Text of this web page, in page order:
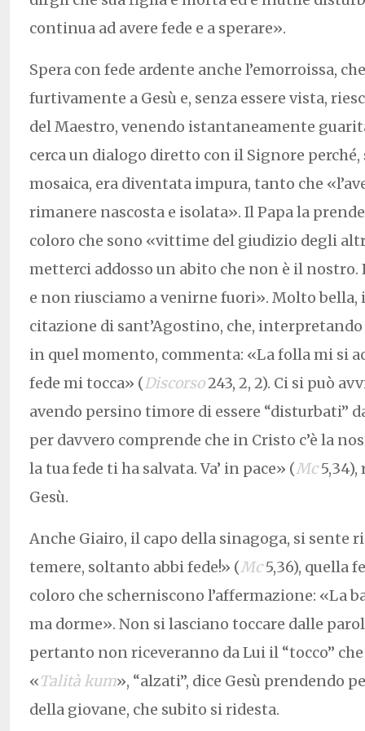
continua ad avere fede e a sperare».
Spera con fede ardente anche l’emorroissa,
furtivamente a Gesù e, senza essere vista,
del Maestro, venendo istantaneamente
cerca un dialogo diretto con il Signore perché,
mosaica, era diventata impura, tanto che
rimanere nascosta e isolata». Il Papa la
coloro che sono «vittime del giudizio degli
metterci addosso un abito che non è il nostro.
e non riusciamo a venirne fuori». Molto bella,
citazione di sant’Agostino, che,
in quel momento, commenta: «La folla mi si
fede mi tocca» (Discorso243, 2, 2). Ci si può
avendo persino timore di essere “disturbati”
per davvero comprende che in Cristo c’è la
la tua fede ti ha salvata. Va’ in pace» (Mc
Gesù.
Anche Giairo, il capo della sinagoga, si sente
temere, soltanto abbi fede!» (Mc5,36), quella
coloro che scherniscono l’affermazione: «La
ma dorme». Non si lasciano toccare dalle
pertanto non riceveranno da Lui il “tocco”
«Talità kum», “alzati”, dice Gesù prendendo
della giovane, che subito si ridesta.